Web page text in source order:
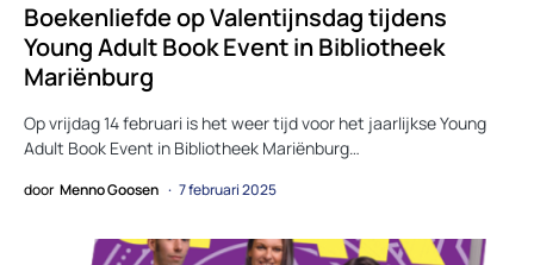
Boekenliefde op Valentijnsdag tijdens
Young Adult Book Event in Bibliotheek
Mariënburg
Op vrijdag 14 februari is het weer tijd voor het jaarlijkse Young
Adult Book Event in Bibliotheek Mariënburg…
door Menno Goosen 7 februari 2025